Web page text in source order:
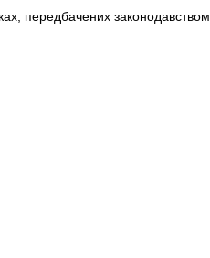
передбачених законодавством.